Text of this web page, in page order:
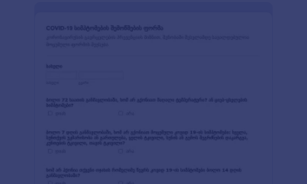
შემთხვევაში მომენტალურად არის შესაძლებელი,
დოკუმენტებად. ფორმის დიზაინი არის საკმაოდ
მშენებელი საშუალებას გაძლევთ შეცვალოთ
ფერები, ფონტები, ველების იერარქია ან
დამატებითი სასურველი მოდიფიკაციებისათვის,